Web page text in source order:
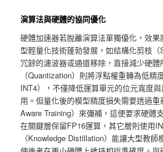
演算法與硬體的協同優化
硬體加速器若脫離演算法單獨優化，效
型輕量化技術蓬勃發展，如結構化剪枝
冗餘的濾波器或通道移除，直接減少硬
（Quantization）則將浮點權重轉為低精
INT4），不僅降低運算單元的位元寬度
用。但量化後的模型精度損失需要透過
Aware Training）來彌補，這便要求硬體
在關鍵層保留FP16運算，其它層則使用
（Knowledge Distillation）能讓大型教師